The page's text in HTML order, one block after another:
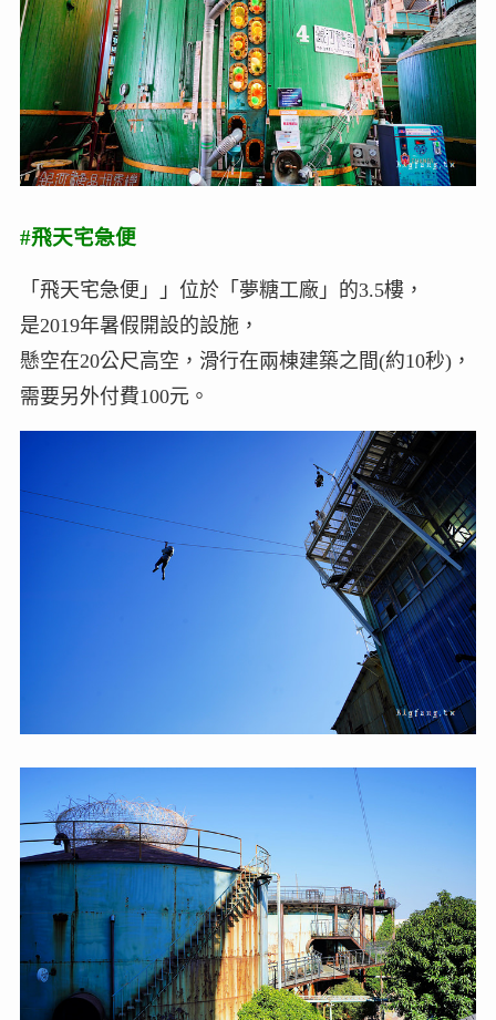
#飛天宅急便
「飛天宅急便」」位於「夢糖工廠」的3.5樓，
是2019年暑假開設的設施，
懸空在20公尺高空，滑行在兩棟建築之間(約10秒)，
需要另外付費100元。